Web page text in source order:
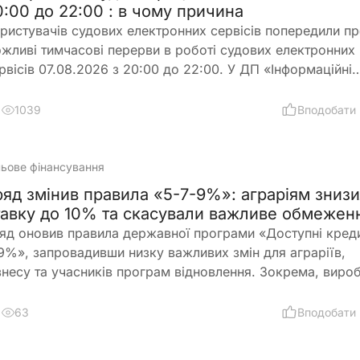
до 22:00 : в чому причина
судових електронних сервісів попередили
тимчасові перерви в роботі судових електронних
07.08.2026 з 20:00 до 22:00. У ДП «Інформаційні
роботи із сервісами
1039 Вподобати
фінансування
змінив правила «5-7-9%»: аграріям
до 10% та скасували важливе
оновив правила державної програми «Доступні
запровадивши низку важливих змін для аграріїв,
та учасників програм відновлення. Зокрема,
для фінансування оборотного капіталу за
63 Вподобати